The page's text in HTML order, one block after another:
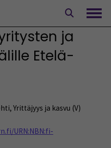
ja
Etelä-
, Yrittäjyys ja kasvu (V)
URN:NBN:fi-